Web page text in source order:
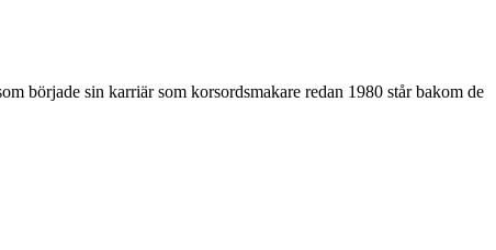
började sin karriär som korsordsmakare redan 1980 står bakom de